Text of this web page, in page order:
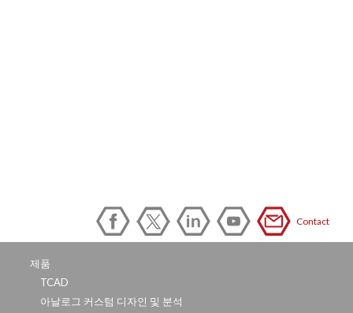
Contact
제품
TCAD
아날로그 커스텀 디자인 및 분석